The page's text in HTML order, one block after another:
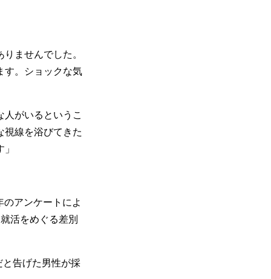
ませんでした。
す。ショックな気
人がいるというこ
線を浴びてきた
アンケートによ
活をめぐる差別
告げた男性が採